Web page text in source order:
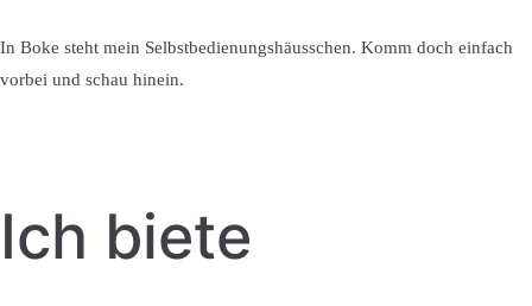
In Boke steht mein Selbstbedienungshäusschen. Komm doch einfach
vorbei und schau hinein.
Ich biete